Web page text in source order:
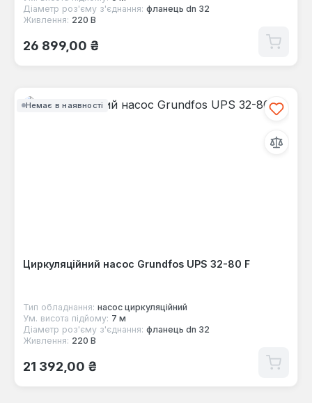
Діаметр роз'єму з'єднання: фланець dn 32
Живлення: 220 В
Звичайна ціна:
26 899,00 ₴
Немає в наявності
Циркуляційний насос Grundfos UPS 32-80 F
Тип обладнання: насос циркуляційний
Ум. висота підйому: 7 м
Діаметр роз'єму з'єднання: фланець dn 32
Живлення: 220 В
Звичайна ціна:
21 392,00 ₴